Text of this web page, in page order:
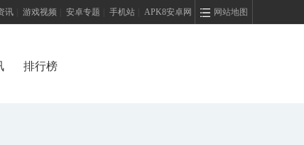
网站地图
讯 游戏视频 安卓专题 手机站 APK8安卓网
排行榜